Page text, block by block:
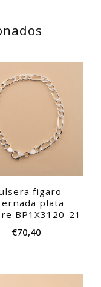
figaro
plata
BP1X3120-21
€70,40